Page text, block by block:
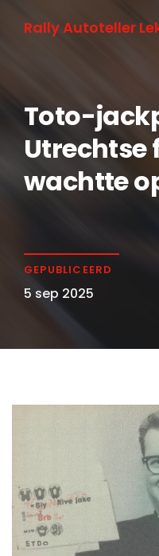
Rally Autoteller
Toto-
Utrechtse
wachtte
GEPUBLICEERD
5 sep 2025